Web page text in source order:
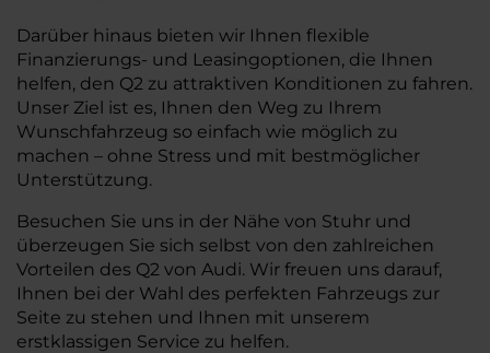
Darüber hinaus bieten wir Ihnen flexible
Finanzierungs- und Leasingoptionen, die Ihnen
helfen, den Q2 zu attraktiven Konditionen zu fahren.
Unser Ziel ist es, Ihnen den Weg zu Ihrem
Wunschfahrzeug so einfach wie möglich zu
machen – ohne Stress und mit bestmöglicher
Unterstützung.
Besuchen Sie uns in der Nähe von Stuhr und
überzeugen Sie sich selbst von den zahlreichen
Vorteilen des Q2 von Audi. Wir freuen uns darauf,
Ihnen bei der Wahl des perfekten Fahrzeugs zur
Seite zu stehen und Ihnen mit unserem
erstklassigen Service zu helfen.